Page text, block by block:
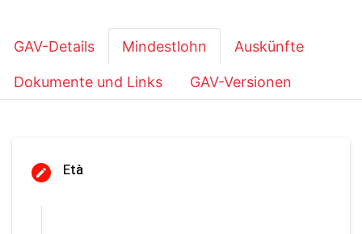
GAV-Details Mindestlohn Auskünfte
Dokumente und Links GAV-Versionen
Età